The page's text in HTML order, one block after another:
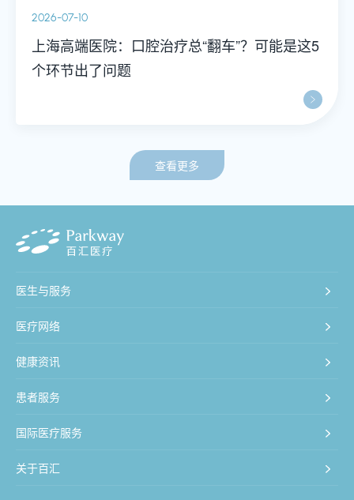
2026-07-10
上海高端医院：口腔治疗总“翻车”？可能是这5
个环节出了问题
查看更多
医生与服务
医疗网络
健康资讯
患者服务
国际医疗服务
关于百汇